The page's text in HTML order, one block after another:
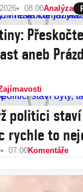
08:00Analýza
aneb
politici
rychle to
07:00Komentáře